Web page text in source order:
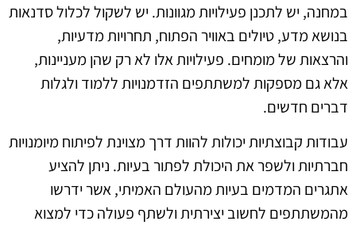
במחנה, יש לתכנן פעילויות מגוונות. יש לשקול לכלול סדנאות
בנושא מדע, טיולים באוויר הפתוח, תחרויות מדעיות,
והרצאות של מומחים. פעילויות אלו לא רק שהן מעניינות,
אלא גם מספקות למשתתפים הזדמנויות ללמוד ולגלות
דברים חדשים.
עבודות קבוצתיות יכולות להוות דרך מצוינת לפיתוח מיומנויות
חברתיות ולשפר את היכולת לפתור בעיות. ניתן להציע
אתגרים המדמים בעיות מהעולם האמיתי, אשר ידרשו
מהמשתתפים לחשוב יצירתית ולשתף פעולה כדי למצוא